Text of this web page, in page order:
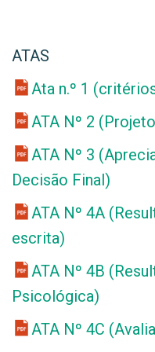
ATAS
Ata n.º 1
ATA Nº 2
ATA Nº 3
Decisão Final)
ATA Nº 4A
escrita)
ATA Nº 4B
Psicológica)
ATA Nº 4C